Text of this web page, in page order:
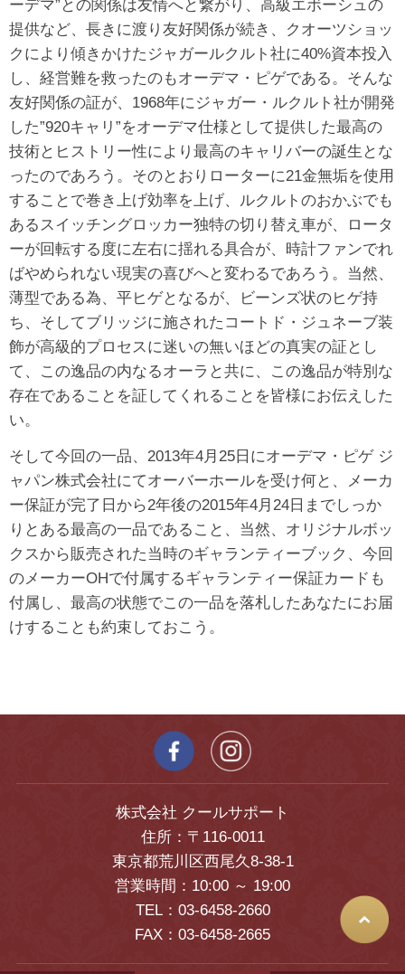
ーデマ”との関係は友情へと繋がり、高級エボーシュの
提供など、長きに渡り友好関係が続き、クオーツショッ
クにより傾きかけたジャガールクルト社に40%資本投入
し、経営難を救ったのもオーデマ・ピゲである。そんな
友好関係の証が、1968年にジャガー・ルクルト社が開発
した”920キャリ”をオーデマ仕様として提供した最高の
技術とヒストリー性により最高のキャリバーの誕生とな
ったのであろう。そのとおりローターに21金無垢を使用
することで巻き上げ効率を上げ、ルクルトのおかぶでも
あるスイッチングロッカー独特の切り替え車が、ロータ
ーが回転する度に左右に揺れる具合が、時計ファンでれ
ばやめられない現実の喜びへと変わるであろう。当然、
薄型である為、平ヒゲとなるが、ビーンズ状のヒゲ持
ち、そしてブリッジに施されたコートド・ジュネーブ装
飾が高級的プロセスに迷いの無いほどの真実の証とし
て、この逸品の内なるオーラと共に、この逸品が特別な
存在であることを証してくれることを皆様にお伝えした
い。
そして今回の一品、2013年4月25日にオーデマ・ピゲ ジ
ャパン株式会社にてオーバーホールを受け何と、メーカ
ー保証が完了日から2年後の2015年4月24日までしっか
りとある最高の一品であること、当然、オリジナルボッ
クスから販売された当時のギャランティーブック、今回
のメーカーOHで付属するギャランティー保証カードも
付属し、最高の状態でこの一品を落札したあなたにお届
けすることも約束しておこう。
株式会社 クールサポート
住所：〒116-0011
東京都荒川区西尾久8-38-1
営業時間：10:00 ～ 19:00
TEL：03-6458-2660
FAX：03-6458-2665